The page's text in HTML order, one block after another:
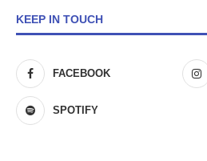
KEEP IN TOUCH
FACEBOOK
SPOTIFY